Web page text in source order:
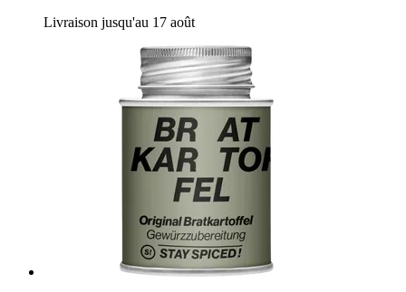
Livraison jusqu'au 17 août